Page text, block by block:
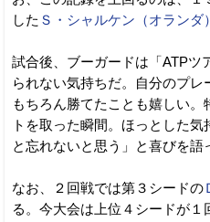
した Ｓ・シャルケン（オランダ）
試合後、ブーガードは「ATPツ
られない気持ちだ。自分のプレ
もちろん勝てたことも嬉しい
トを取った瞬間。ほっとした
と忘れないと思う」と喜びを語
なお、２回戦では第３シードの
る。今大会は上位４シードが